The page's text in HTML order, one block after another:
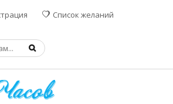
Список желаний